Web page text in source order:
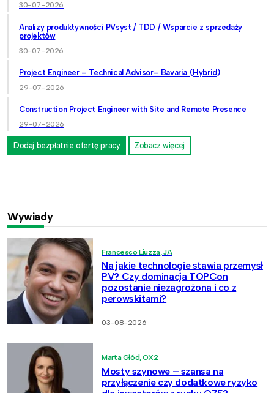
30-07-2026
Analizy produktywności PVsyst / TDD / Wsparcie z sprzedaży
projektów
30-07-2026
Project Engineer – Technical Advisor– Bavaria (Hybrid)
29-07-2026
Construction Project Engineer with Site and Remote Presence
29-07-2026
Dodaj bezpłatnie ofertę pracy Zobacz więcej
Wywiady
Francesco Liuzza, JA
Na jakie technologie stawia przemysł
PV? Czy dominacja TOPCon
pozostanie niezagrożona i co z
perowskitami?
03-08-2026
Marta Głód, OX2
Mosty szynowe – szansa na
przyłączenie czy dodatkowe ryzyko